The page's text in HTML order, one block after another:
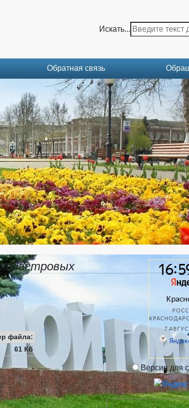
Искать...
Обратная связь
файла:
61 Кб
Версия для